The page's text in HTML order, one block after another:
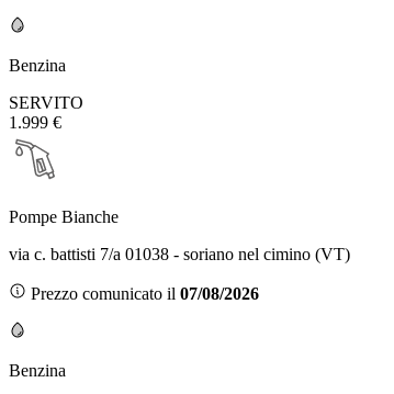
Benzina
SERVITO
1.999 €
Pompe Bianche
via c. battisti 7/a 01038 - soriano nel cimino (VT)
Prezzo comunicato il 07/08/2026
Benzina